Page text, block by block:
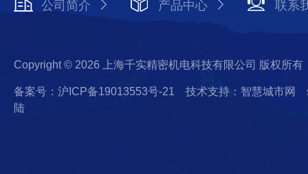
公司简介 产品中心 联系
Copyright © 2026 上海千实精密机电科技有限公司 版权所有
备案号：沪ICP备19013553号-21 技术支持：智慧城市网
陆